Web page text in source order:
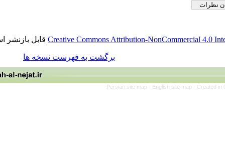
Creative Commons Attribution-قابل بازنشر است.
برگشت به فهرست نسخه ها
Persian site map - English site